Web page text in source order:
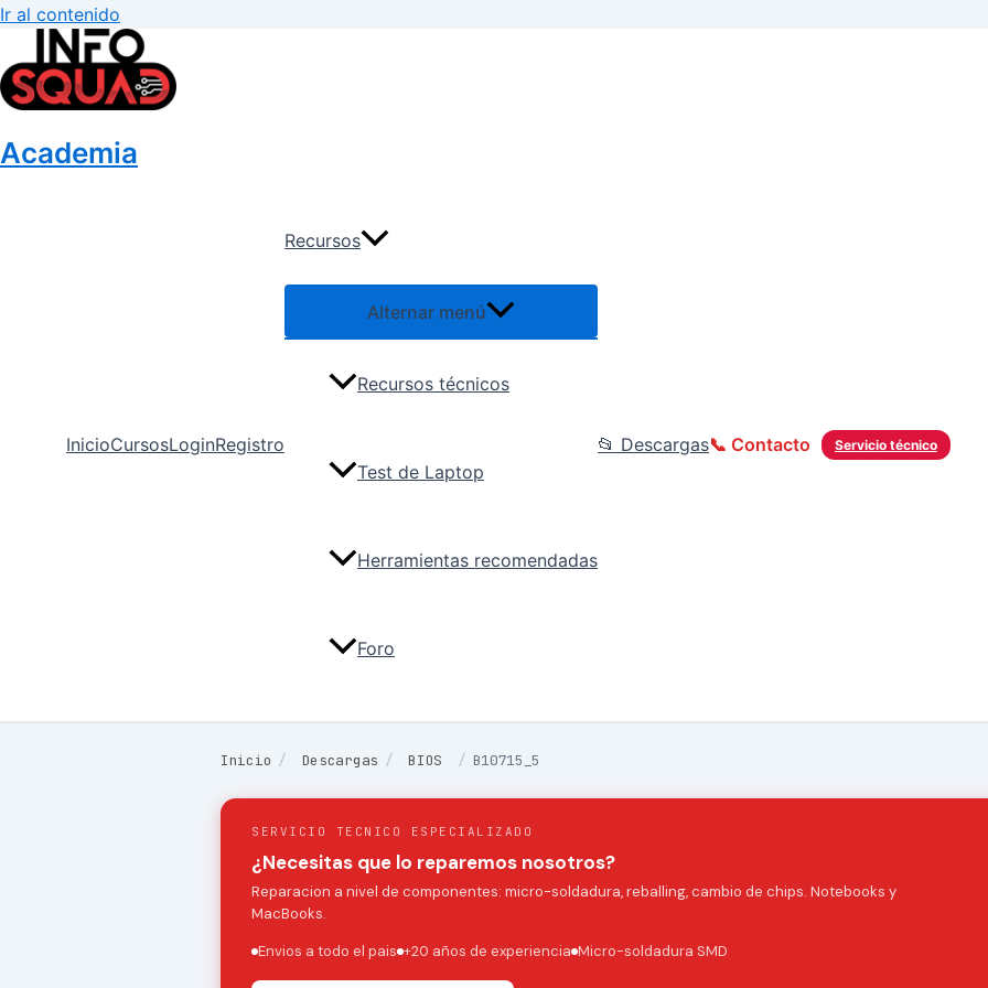
Ir al contenido
Academia
InicioCursosLoginRegistro
Recursos
Alternar menú
Recursos técnicos
Test de Laptop
Herramientas recomendadas
Foro
📂 Descargas Servicio técnico
📞 Contacto
Inicio / Descargas / BIOS / B10715_5
SERVICIO TECNICO ESPECIALIZADO
¿Necesitas que lo reparemos nosotros?
Reparacion a nivel de componentes: micro-soldadura, reballing, cambio de chips. Notebooks y
MacBooks.
Envios a todo el pais +20 años de experiencia Micro-soldadura SMD